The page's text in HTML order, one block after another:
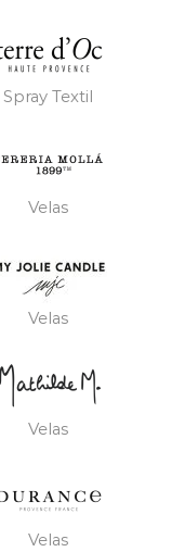
Spray Textil
Velas
Velas
Velas
Velas